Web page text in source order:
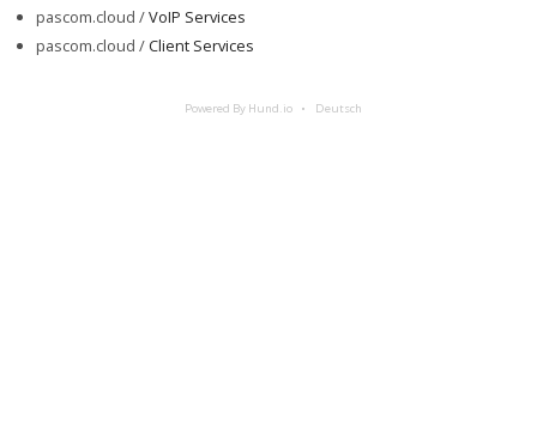
pascom.cloud /VoIP Services
pascom.cloud /Client Services
Powered By Hund.io Deutsch